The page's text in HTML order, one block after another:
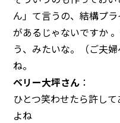
ん」て言うの、結構プ
があるじゃないですか
う、みたいな。（ご夫
ね。
ベリー大坪さん ：
ひとつ笑わせたら許し
よね